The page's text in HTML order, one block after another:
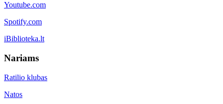
Youtube.com
Spotify.com
iBiblioteka.lt
Nariams
Ratilio klubas
Natos